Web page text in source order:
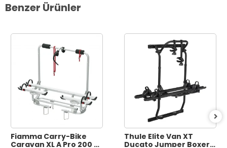
Benzer Ürünler
Fiamma Carry-Bike
Caravan XL A Pro 200 2li
Thule Elite Van XT
Ducato Jumper Boxer